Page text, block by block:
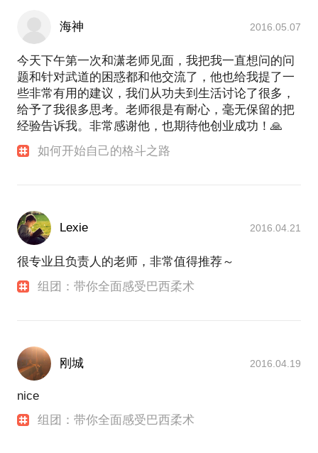
海神 2016.05.07
今天下午第一次和潇老师见面，我把我一直想问的问
题和针对武道的困惑都和他交流了，他也给我提了一
些非常有用的建议，我们从功夫到生活讨论了很多，
给予了我很多思考。老师很是有耐心，毫无保留的把
经验告诉我。非常感谢他，也期待他创业成功！🙏
如何开始自己的格斗之路
Lexie 2016.04.21
很专业且负责人的老师，非常值得推荐～
组团：带你全面感受巴西柔术
刚城 2016.04.19
nice
组团：带你全面感受巴西柔术